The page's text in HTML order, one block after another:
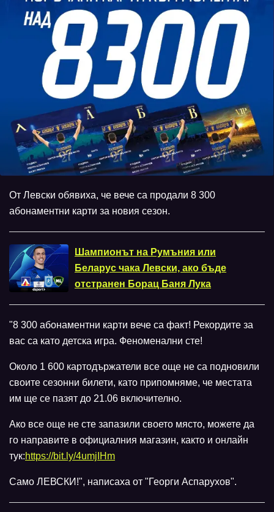
От Левски обявиха, че вече са продали 8 300
абонаментни карти за новия сезон.
Шампионът на Румъния или
Беларус чака Левски, ако бъде
отстранен Борац Баня Лука
"8 300 абонаментни карти вече са факт! Рекордите за
вас са като детска игра. Феноменални сте!
Около 1 600 картодържатели все още не са подновили
своите сезонни билети, като припомняме, че местата
им ще се пазят до 21.06 включително.
Ако все още не сте запазили своето място, можете да
го направите в официалния магазин, както и онлайн
тук:https://bit.ly/4umjIHm
Само ЛЕВСКИ!", написаха от "Георги Аспарухов".